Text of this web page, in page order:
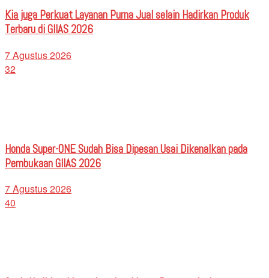
Kia juga Perkuat Layanan Purna Jual selain Hadirkan Produk
Terbaru di GIIAS 2026
7 Agustus 2026
32
Honda Super-ONE Sudah Bisa Dipesan Usai Dikenalkan pada
Pembukaan GIIAS 2026
7 Agustus 2026
40